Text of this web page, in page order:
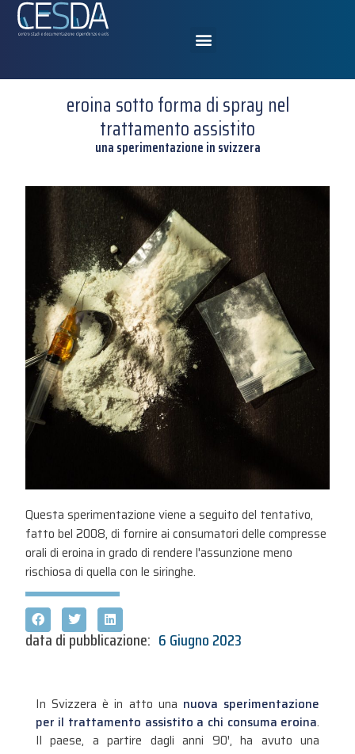
eroina sotto forma di spray nel
trattamento assistito
una sperimentazione in svizzera
Questa sperimentazione viene a seguito del tentativo,
fatto bel 2008, di fornire ai consumatori delle compresse
orali di eroina in grado di rendere l'assunzione meno
rischiosa di quella con le siringhe.
data di pubblicazione: 6 Giugno 2023
In Svizzera è in atto una nuova sperimentazione
per il trattamento assistito a chi consuma eroina.
Il paese, a partire dagli anni 90′, ha avuto una